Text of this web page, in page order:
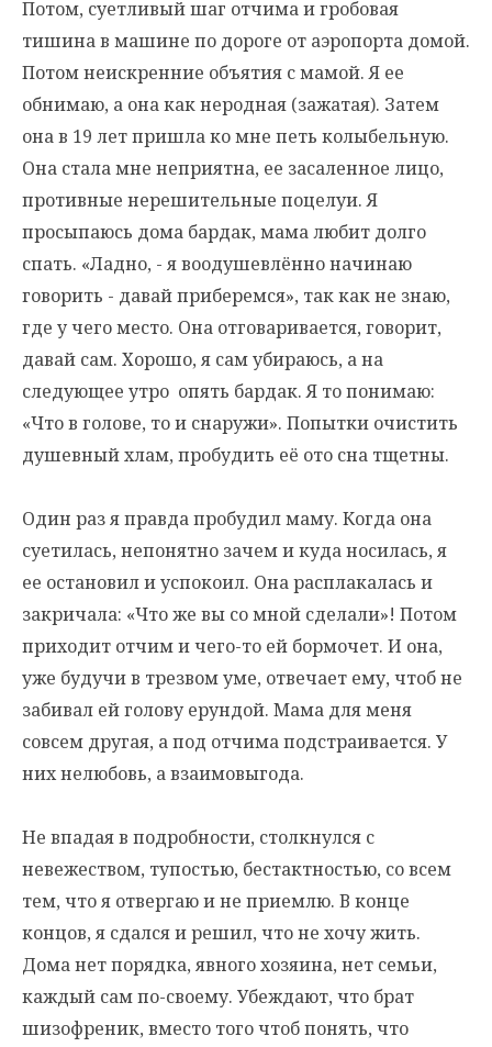
Потом, суетливый шаг отчима и гробовая
тишина в машине по дороге от аэропорта домой.
Потом неискренние объятия с мамой. Я ее
обнимаю, а она как неродная (зажатая). Затем
она в 19 лет пришла ко мне петь колыбельную.
Она стала мне неприятна, ее засаленное лицо,
противные нерешительные поцелуи. Я
просыпаюсь дома бардак, мама любит долго
спать. «Ладно, - я воодушевлённо начинаю
говорить - давай приберемся», так как не знаю,
где у чего место. Она отговаривается, говорит,
давай сам. Хорошо, я сам убираюсь, а на
следующее утро опять бардак. Я то понимаю:
«Что в голове, то и снаружи». Попытки очистить
душевный хлам, пробудить её ото сна тщетны.
Один раз я правда пробудил маму. Когда она
суетилась, непонятно зачем и куда носилась, я
ее остановил и успокоил. Она расплакалась и
закричала: «Что же вы со мной сделали»! Потом
приходит отчим и чего-то ей бормочет. И она,
уже будучи в трезвом уме, отвечает ему, чтоб не
забивал ей голову ерундой. Мама для меня
совсем другая, а под отчима подстраивается. У
них нелюбовь, а взаимовыгода.
Не впадая в подробности, столкнулся с
невежеством, тупостью, бестактностью, со всем
тем, что я отвергаю и не приемлю. В конце
концов, я сдался и решил, что не хочу жить.
Дома нет порядка, явного хозяина, нет семьи,
каждый сам по-своему. Убеждают, что брат
шизофреник, вместо того чтоб понять, что